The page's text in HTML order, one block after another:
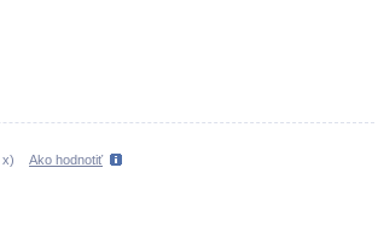
x) Ako hodnotiť